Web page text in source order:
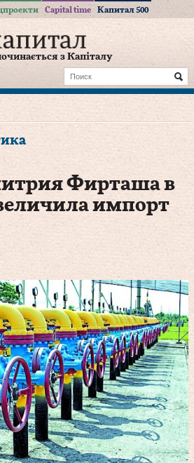
Capital time Капитал 500
з Капіталу
Фирташа в
импорт